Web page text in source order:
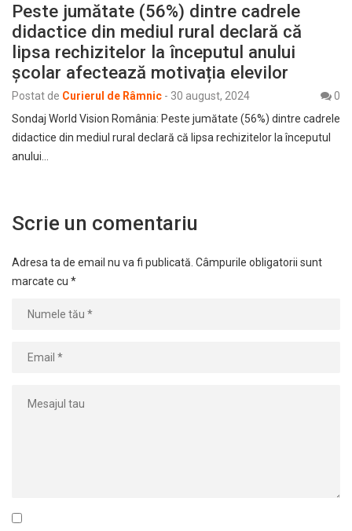
Peste jumătate (56%) dintre cadrele
didactice din mediul rural declară că
lipsa rechizitelor la începutul anului
școlar afectează motivația elevilor
Postat de Curierul de Râmnic - 30 august, 2024
0
Sondaj World Vision România: Peste jumătate (56%) dintre cadrele
didactice din mediul rural declară că lipsa rechizitelor la începutul
anului…
Scrie un comentariu
Adresa ta de email nu va fi publicată. Câmpurile obligatorii sunt
marcate cu *